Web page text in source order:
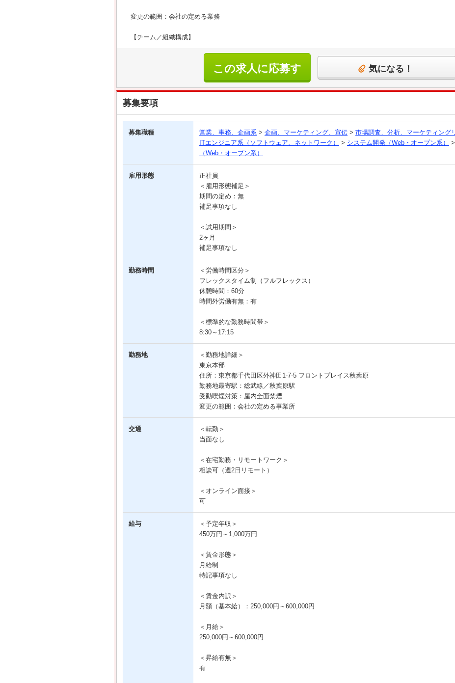
変更の範囲：会社の定める業務
【チーム／組織構成】
この求人に応募す
る
気になる！
募集要項
募集職種 営業、事務、企画系 > 企画、マーケティング、宣伝 > 市場調査、分析、マーケティング
ITエンジニア系（ソフトウェア、ネットワーク）
> システム開発（Web・オープン系） >
（Web・オープン系）
雇用形態
正社員
＜雇用形態補足＞
期間の定め：無
補足事項なし
＜試用期間＞
2ヶ月
補足事項なし
勤務時間
＜労働時間区分＞
フレックスタイム制（フルフレックス）
休憩時間：60分
時間外労働有無：有
＜標準的な勤務時間帯＞
8:30～17:15
勤務地
＜勤務地詳細＞
東京本部
住所：東京都千代田区外神田1-7-5 フロントプレイス秋葉原
勤務地最寄駅：総武線／秋葉原駅
受動喫煙対策：屋内全面禁煙
変更の範囲：会社の定める事業所
交通
＜転勤＞
当面なし
＜在宅勤務・リモートワーク＞
相談可（週2日リモート）
＜オンライン面接＞
可
給与
＜予定年収＞
450万円～1,000万円
＜賃金形態＞
月給制
特記事項なし
＜賃金内訳＞
月額（基本給）：250,000円～600,000円
＜月給＞
250,000円～600,000円
＜昇給有無＞
有